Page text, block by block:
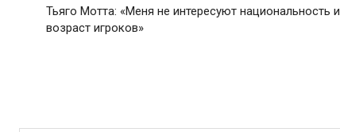
Тьяго Мотта: «Меня не интересуют национальность и
возраст игроков»